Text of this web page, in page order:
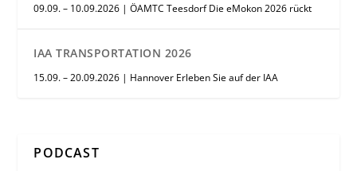
09.09. – 10.09.2026 | ÖAMTC Teesdorf Die eMokon 2026 rückt
IAA TRANSPORTATION 2026
15.09. – 20.09.2026 | Hannover Erleben Sie auf der IAA
PODCAST